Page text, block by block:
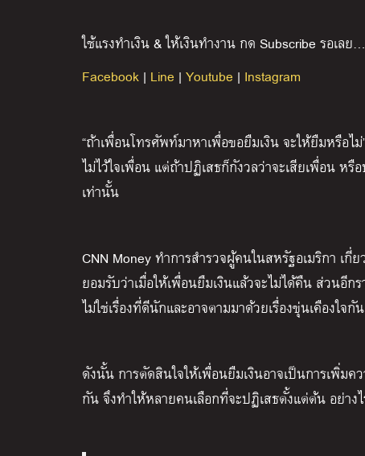
ใช้แรงทำเงิน & ให้เงินทำงาน กด Subscribe รอเลย…
Facebook | Line | Youtube | Instagram
“ถ้าเพื่อนโทรศัพท์มาหาเพื่อขอยืมเงิน จะให้ยืมหรือไ
ไม่ไว้ใจเพื่อน แต่ถ้าปฏิเสธก็กังวลว่าจะเสียเพื่อน ห
เท่านั้น
CNN Money ทำการสำรวจผู้คนในสหรัฐอเมริกา เ
ยอมรับว่าเมื่อให้เพื่อนยืมเงินแล้วจะไม่ได้คืน ส่วนอีก
ไม่ใช่เรื่องที่ดีนักและอาจตามมาด้วยเรื่องขุ่นเคืองใจกัน
ดังนั้น การตัดสินใจให้เพื่อนยืมเงินอาจเป็นการเพิ่มค
กัน จึงทำให้หลายคนเลือกที่จะปฏิเสธตั้งแต่ต้น อย่าง